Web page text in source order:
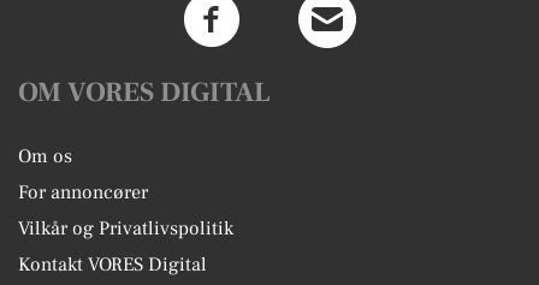
OM VORES DIGITAL
Om os
For annoncører
Vilkår og Privatlivspolitik
Kontakt VORES Digital